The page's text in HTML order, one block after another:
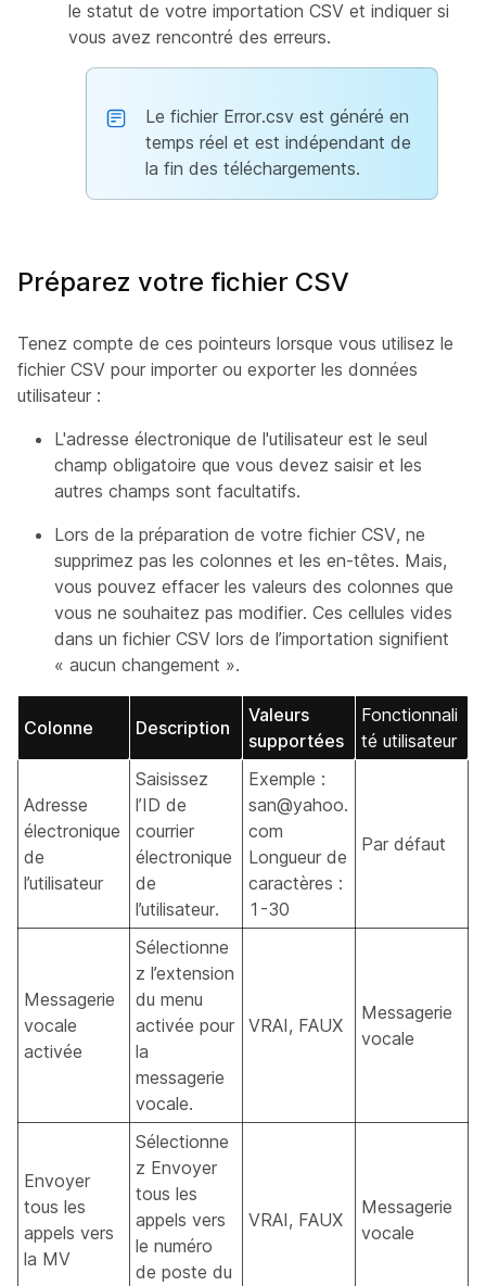
le statut de votre importation CSV et indiquer si
vous avez rencontré des erreurs.
Le fichier Error.csv est généré en
temps réel et est indépendant de
la fin des téléchargements.
Préparez votre fichier CSV
Tenez compte de ces pointeurs lorsque vous utilisez le
fichier CSV pour importer ou exporter les données
utilisateur :
L'adresse électronique de l'utilisateur est le seul
champ obligatoire que vous devez saisir et les
autres champs sont facultatifs.
Lors de la préparation de votre fichier CSV, ne
supprimez pas les colonnes et les en-têtes. Mais,
vous pouvez effacer les valeurs des colonnes que
vous ne souhaitez pas modifier. Ces cellules vides
dans un fichier CSV lors de l’importation signifient
« aucun changement ».
Colonne Description
Valeurs
supportées
Fonctionnali
té utilisateur
Adresse
électronique
de
l’utilisateur
Saisissez
l’ID de
courrier
électronique
de
l’utilisateur.
Exemple :
san@yahoo.
com
Longueur de
caractères :
1-30
Par défaut
Messagerie
vocale
activée
Sélectionne
z l’extension
du menu
activée pour
la
messagerie
vocale.
VRAI, FAUX
Messagerie
vocale
Envoyer
tous les
appels vers
la MV
Sélectionne
z Envoyer
tous les
appels vers
le numéro
de poste du
VRAI, FAUX
Messagerie
vocale